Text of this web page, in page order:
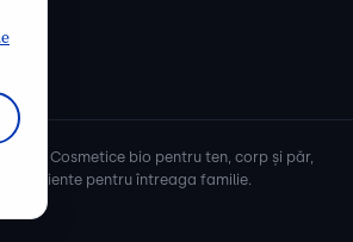
Cosmetice bio pentru ten, corp și păr,
eficiente pentru întreaga familie.